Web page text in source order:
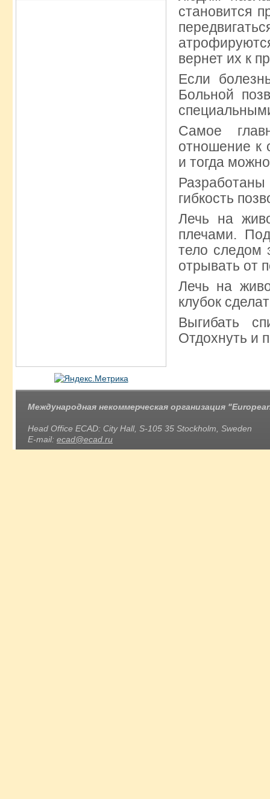
становится
вернет их к
Если
Больной
Самое
отношение к
и тогда
гибкость
Лечь на
плечами.
тело следом
отрывать от
Лечь на
клубок
Выгибать
Отдохнуть и
Международная некоммерческая организация
Head Office ECAD: City Hall, S-105 35 Stockholm, Sweden
E-mail: ecad@ecad.ru